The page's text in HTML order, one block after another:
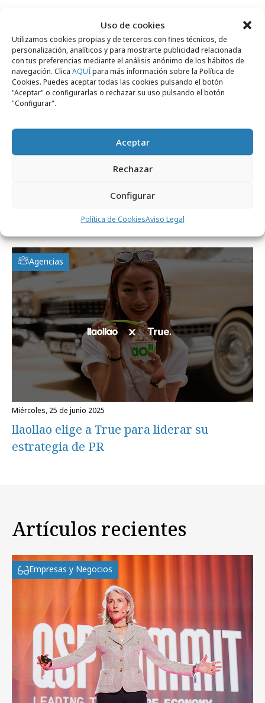
Uso de cookies
Utilizamos cookies propias y de terceros con fines técnicos, de
personalización, analíticos y para mostrarte publicidad relacionada
con tus preferencias mediante el análisis anónimo de los hábitos de
navegación. Clica AQUÍpara más información sobre la Política de
Cookies. Puedes aceptar todas las cookies pulsando el botón
"Aceptar" o configurarlas o rechazar su uso pulsando el botón
"Configurar".
Aceptar
Rechazar
Configurar
Política de CookiesAviso Legal
Chivas Regal
Agencias
miércoles, 25 de junio 2025
llaollao elige a True para liderar su
estrategia de PR
Artículos recientes
Empresas y Negocios